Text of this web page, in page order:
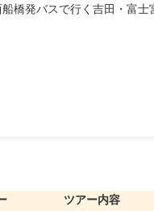
橋発バスで行く吉田・富
地1泊】
御殿場ルー
ツアー内容